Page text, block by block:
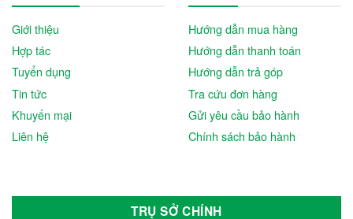
Giới thiệu
Hợp tác
Tuyển dụng
Tin tức
Khuyến mại
Liên hệ
Hướng dẫn mua hàng
Hướng dẫn thanh toán
Hướng dẫn trả góp
Tra cứu đơn hàng
Gửi yêu cầu bảo hành
Chính sách bảo hành
TRỤ SỞ CHÍNH